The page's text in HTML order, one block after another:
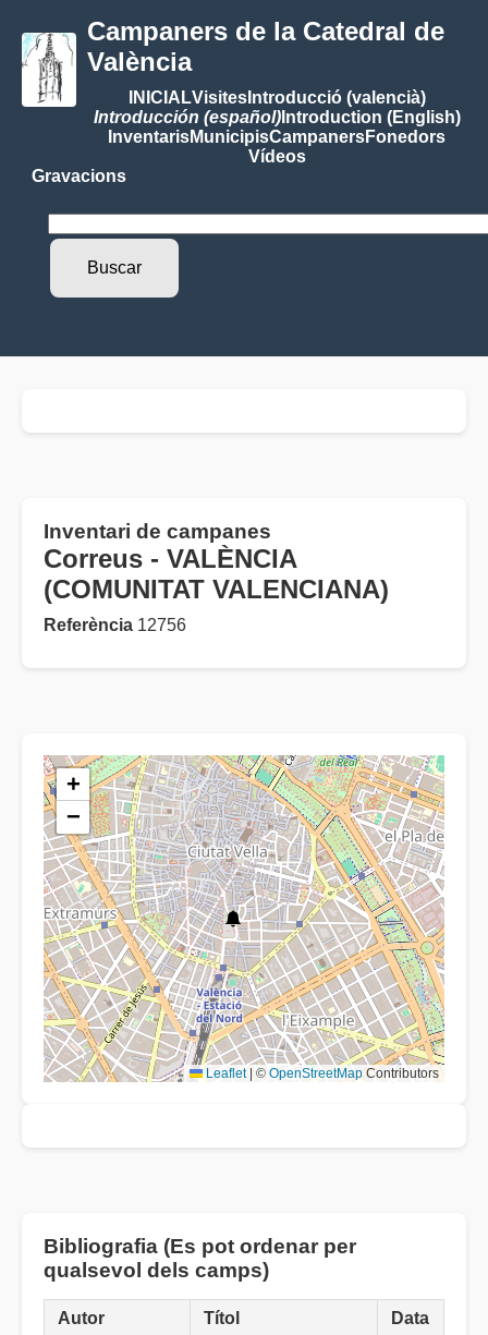
Campaners de la Catedral de
València
INICIALVisitesIntroducció (valencià)
Introducción (español)Introduction (English)
InventarisMunicipisCampanersFonedors
Vídeos
Gravacions
Inventari de campanes
Correus - VALÈNCIA
(COMUNITAT VALENCIANA)
Referència 12756
+
−
Leaflet © OpenStreetMap Contributors
Bibliografia (Es pot ordenar per
qualsevol dels camps)
Autor Títol Data